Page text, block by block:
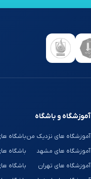
آموزشگاه و باشگاه
آموزشگاه های نزدیک من
آموزشگاه های مشهد
آموزشگاه های تهران
باشگاه
باشگاه
باشگاه